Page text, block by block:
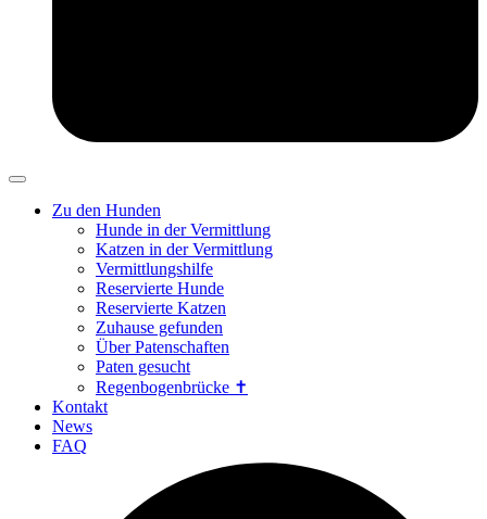
Zu den Hunden
Hunde in der Vermittlung
Katzen in der Vermittlung
Vermittlungshilfe
Reservierte Hunde
Reservierte Katzen
Zuhause gefunden
Über Patenschaften
Paten gesucht
Regenbogenbrücke ✝
Kontakt
News
FAQ